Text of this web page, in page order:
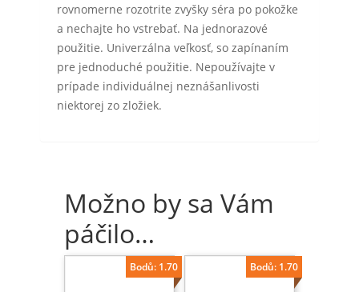
rovnomerne rozotrite zvyšky séra po pokožke
a nechajte ho vstrebať. Na jednorazové
použitie. Univerzálna veľkosť, so zapínaním
pre jednoduché použitie. Nepoužívajte v
prípade individuálnej neznášanlivosti
niektorej zo zložiek.
Možno by sa Vám
páčilo…
Bodů: 1.70 Bodů: 1.70